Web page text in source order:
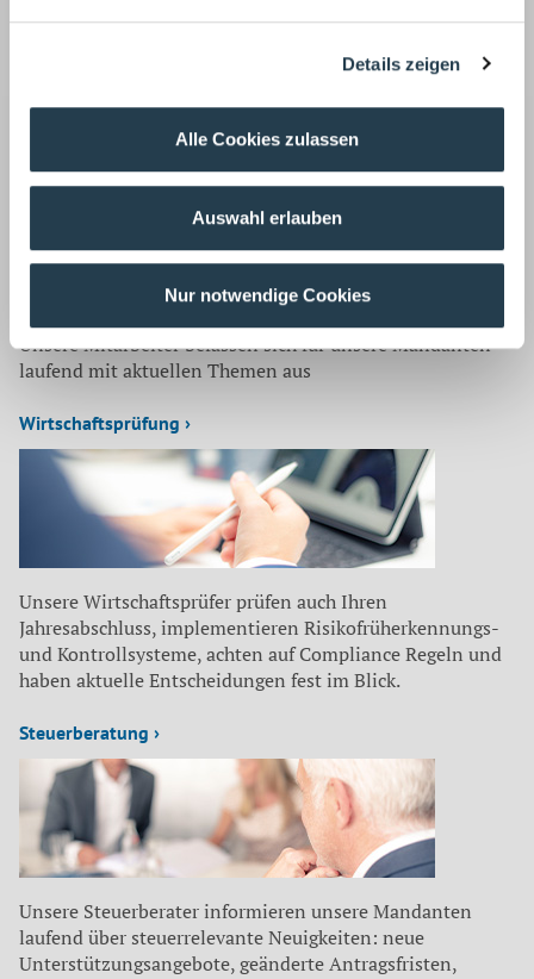
Details zeigen
Alle Cookies zulassen
Auswahl erlauben
Nur notwendige Cookies
Korrespondenz mit:
Tel.: 02166 971-0
Fax: 02166 971-200
Auf dem neuesten Stand
Unsere Mitarbeiter befassen sich für unsere Mandanten
laufend mit aktuellen Themen aus
Wirtschaftsprüfung ›
Unsere Wirtschaftsprüfer prüfen auch Ihren
Jahresabschluss, implementieren Risikofrüherkennungs-
und Kontrollsysteme, achten auf Compliance Regeln und
haben aktuelle Entscheidungen fest im Blick.
Steuerberatung ›
Unsere Steuerberater informieren unsere Mandanten
laufend über steuerrelevante Neuigkeiten: neue
Unterstützungsangebote, geänderte Antragsfristen,